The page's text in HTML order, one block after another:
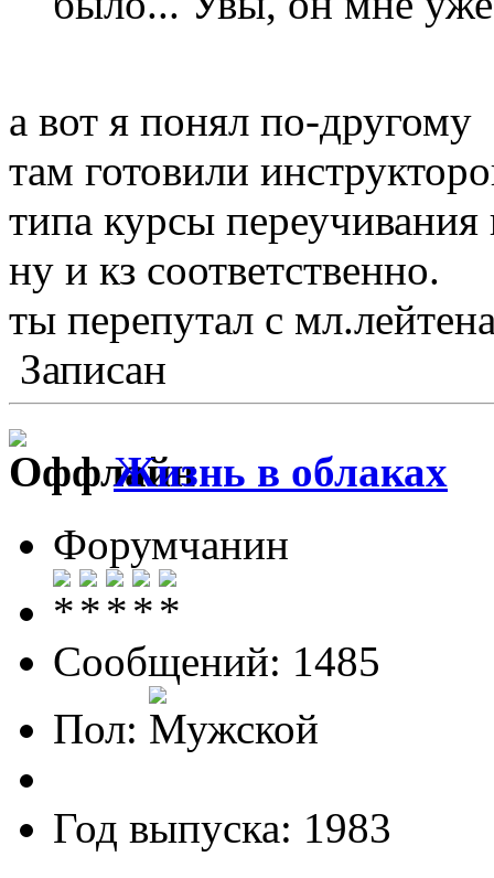
а вот я понял по-другому
там готовили
типа курсы
ну и кз соответственно.
ты перепутал с
Записан
Жизнь в облаках
Форумчанин
Сообщений: 1485
Пол:
Год выпуска: 1983